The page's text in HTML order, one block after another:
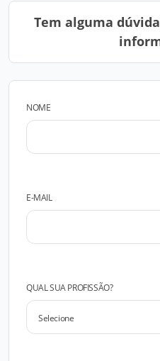
Tem alguma
NOME
E-MAIL
QUAL SUA PROFISSÃO?